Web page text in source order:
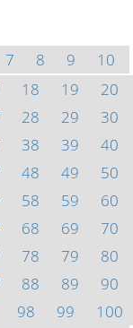
7 8 9
10
18 19
20
28 29
30
38 39
40
48 49
50
58 59
60
68 69
70
78 79
80
88 89
90
98 99
100